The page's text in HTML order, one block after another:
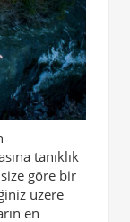
tanıklık
göre bir
üzere
en